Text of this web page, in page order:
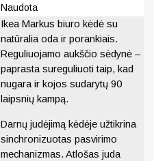
Naudota
Ikea Markus biuro kėdė su
natūralia oda ir porankiais.
Reguliuojamo aukščio sėdynė –
paprasta sureguliuoti taip, kad
nugara ir kojos sudarytų 90
laipsnių kampą.
Darnų judėjimą kėdėje užtikrina
sinchronizuotas pasvirimo
mechanizmas. Atlošas juda